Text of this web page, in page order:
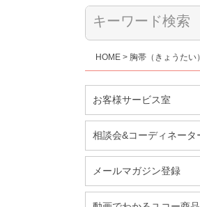
HOME 胸帯（きょうたい）
お客様サービス室
相談会&コーディネータ
メールマガジン登録